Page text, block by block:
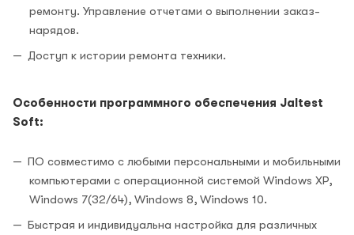
ремонту. Управление отчетами о выполнении заказ-
нарядов.
Доступ к истории ремонта техники.
Особенности программного обеспечения Jaltest
Soft:
ПО совместимо с любыми персональными и мобильными
компьютерами с операционной системой Windows XP,
Windows 7(32/64), Windows 8, Windows 10.
Быстрая и индивидуальна настройка для различных